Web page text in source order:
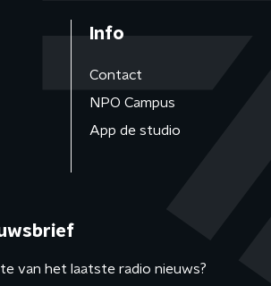
Info
Contact
NPO Campus
App de studio
van het laatste radio nieuws?